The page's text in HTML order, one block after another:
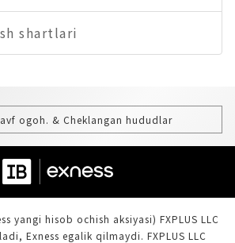
shartlari
ogoh. & Cheklangan hududlar
yangi hisob ochish aksiyasi) FXPLUS LLC
Exness egalik qilmaydi. FXPLUS LLC